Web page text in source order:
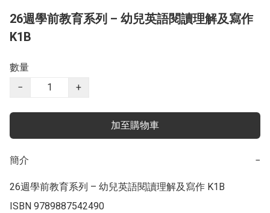
26週學前教育系列 – 幼兒英語閱讀理解及寫作
K1B
數量
−
+
加至購物車
簡介 −
26週學前教育系列 – 幼兒英語閱讀理解及寫作 K1B
ISBN 9789887542490